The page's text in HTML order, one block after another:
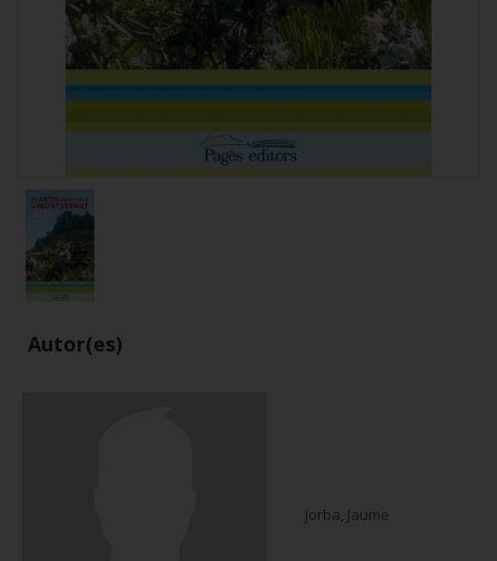
Autor(es)
Jorba, Jaume